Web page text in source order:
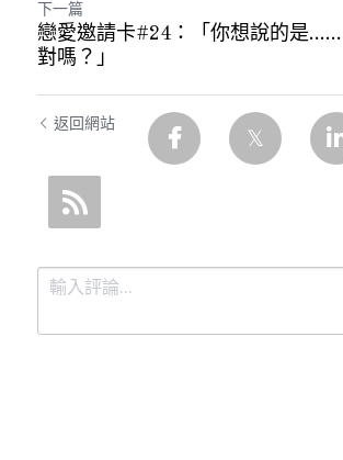
下一篇
戀愛邀請卡#24：「你想說的是
對嗎？」
返回網站